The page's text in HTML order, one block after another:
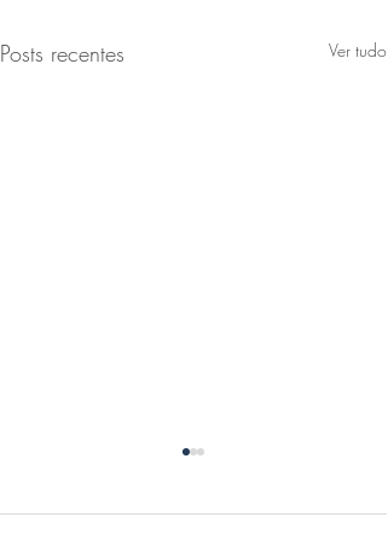
Posts recentes Ver tudo